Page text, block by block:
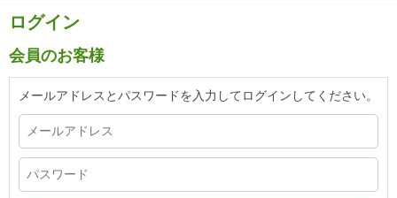
ログイン
会員のお客様
メールアドレスとパスワードを入力してログインしてください。